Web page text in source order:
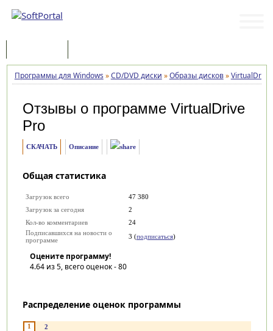
Программы для Windows »CD/DVD диски »Образы дисков»VirtualDrive
Отзывы о программе VirtualDrive
Pro
СКАЧАТЬ Описание
Общая статистика
Загрузок всего
47 380
Загрузок за сегодня
2
Кол-во комментариев
24
Подписавшихся на новости о
программе
3 (подписаться)
Оцените программу!
4.64из 5, всего оценок -80
Распределение оценок программы
1 2